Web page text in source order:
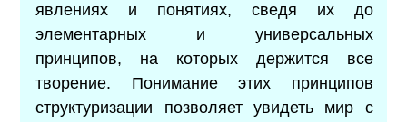
явлениях и понятиях, сведя их до
элементарных и универсальных
принципов, на которых держится все
творение. Понимание этих принципов
структуризации позволяет увидеть мир с